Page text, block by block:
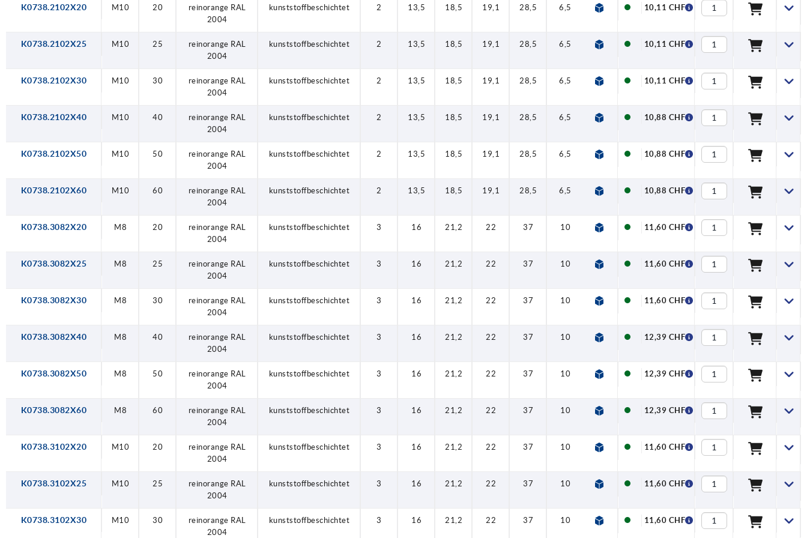
K0738.2102X20 M10 20
reinorange RAL
2004
kunststoffbeschichtet 2 13,5 18,5 19,1 28,5 6,5 17,8 29,2 32,2 65 74,5 10,1
10,11 CHF
K0738.2102X25 M10 25
reinorange RAL
2004
kunststoffbeschichtet 2 13,5 18,5 19,1 28,5 6,5 17,8 29,2 32,2 65 74,5 10,1
10,11 CHF
K0738.2102X30 M10 30
reinorange RAL
2004
kunststoffbeschichtet 2 13,5 18,5 19,1 28,5 6,5 17,8 29,2 32,2 65 74,5 10,1
10,11 CHF
K0738.2102X40 M10 40
reinorange RAL
2004
kunststoffbeschichtet 2 13,5 18,5 19,1 28,5 6,5 17,8 29,2 32,2 65 74,5 10,1
10,88 CHF
K0738.2102X50 M10 50
reinorange RAL
2004
kunststoffbeschichtet 2 13,5 18,5 19,1 28,5 6,5 17,8 29,2 32,2 65 74,5 10,1
10,88 CHF
K0738.2102X60 M10 60
reinorange RAL
2004
kunststoffbeschichtet 2 13,5 18,5 19,1 28,5 6,5 17,8 29,2 32,2 65 74,5 10,1
10,88 CHF
K0738.3082X20 M8 20
reinorange RAL
2004
kunststoffbeschichtet 3 16 21,2 22 37 10 23,8 42 80 91 11,7
11,60 CHF
K0738.3082X25 M8 25
reinorange RAL
2004
kunststoffbeschichtet 3 16 21,2 22 37 10 23,8 42 80 91 11,7
11,60 CHF
K0738.3082X30 M8 30
reinorange RAL
2004
kunststoffbeschichtet 3 16 21,2 22 37 10 23,8 42 80 91 11,7
11,60 CHF
K0738.3082X40 M8 40
reinorange RAL
2004
kunststoffbeschichtet 3 16 21,2 22 37 10 23,8 42 80 91 11,7
12,39 CHF
K0738.3082X50 M8 50
reinorange RAL
2004
kunststoffbeschichtet 3 16 21,2 22 37 10 23,8 42 80 91 11,7
12,39 CHF
K0738.3082X60 M8 60
reinorange RAL
2004
kunststoffbeschichtet 3 16 21,2 22 37 10 23,8 42 80 91 11,7
12,39 CHF
K0738.3102X20 M10 20
reinorange RAL
2004
kunststoffbeschichtet 3 16 21,2 22 37 10 23,8 42 80 91 11,7
11,60 CHF
K0738.3102X25 M10 25
reinorange RAL
2004
kunststoffbeschichtet 3 16 21,2 22 37 10 23,8 42 80 91 11,7
11,60 CHF
K0738.3102X30 M10 30
reinorange RAL
2004
kunststoffbeschichtet 3 16 21,2 22 37 10 23,8 42 80 91 11,7
11,60 CHF